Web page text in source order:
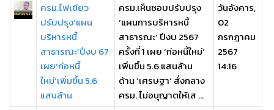
ครม.ไฟเขียว
ปรับปรุง‘แผน
บริหารหนี้
สาธารณะ’ปีงบ 67
เผย‘ก่อหนี้
ใหม่’เพิ่มขึ้น 5.6
แสนล้าน
ครม.เห็นชอบปรับปรุง
‘แผนการบริหารหนี้
สาธารณะ’ ปีงบ 2567
ครั้งที่ 1 เผย ‘ก่อหนี้ใหม่’
เพิ่มขึ้น 5.6 แสนล้าน
ด้าน ‘เศรษฐา’ สั่งกลาง
ครม. ไม่อนุญาตให้เส ...
วันอังคาร,
02
กรกฎาคม
2567
14:16